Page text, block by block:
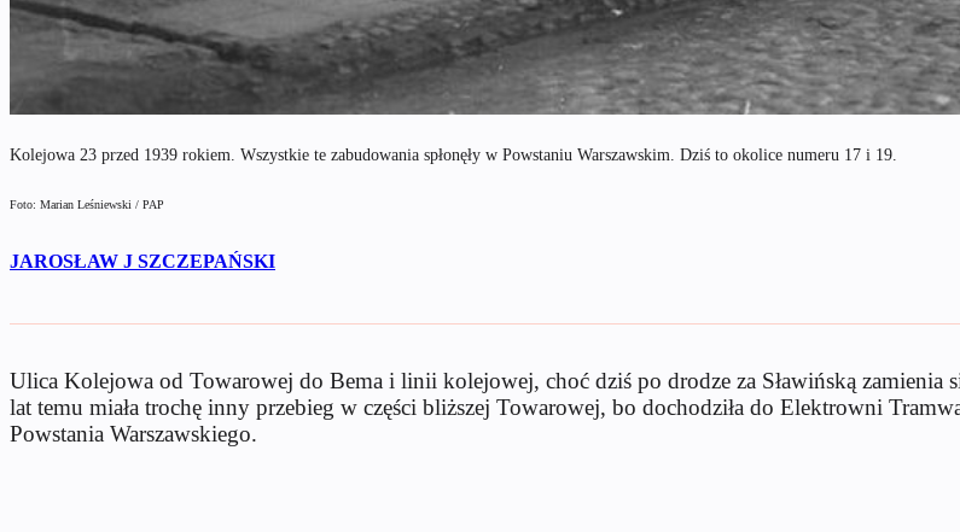
Kolejowa 23 przed 1939 rokiem. Wszystkie te zabudowania spłonęły w Powstaniu Warszawskim. Dziś to okolice numeru 17 i 19.
Foto: Marian Leśniewski / PAP
JAROSŁAW J SZCZEPAŃSKI
Ulica Kolejowa od Towarowej do Bema i linii kolejowej, choć dziś po drodze za Sławińską zamienia
lat temu miała trochę inny przebieg w części bliższej Towarowej, bo dochodziła do Elektrowni
Powstania Warszawskiego.